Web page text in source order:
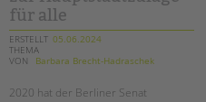
PRESSE
KONTAKT
für alle
ERSTELLT 05.06.2024
THEMA
VON
Barbara Brecht-Hadraschek
2020 hat der Berliner Senat